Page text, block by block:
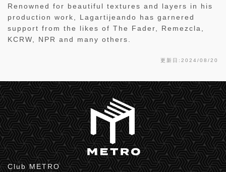
Renowned for beautiful textures and layers in his
production work, Lagartijeando has garnered
support from the likes of The Fader, Remezcla,
KCRW, NPR and many others.
更新日:2024/08/20
Club METRO